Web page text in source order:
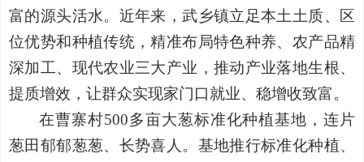
富的源头活水。近年来，武乡镇立足本土土质、区
位优势和种植传统，精准布局特色种养、农产品精
深加工、现代农业三大产业，推动产业落地生根、
提质增效，让群众实现家门口就业、稳增收致富。
在曹寨村500多亩大葱标准化种植基地，连片
葱田郁郁葱葱、长势喜人。基地推行标准化种植、